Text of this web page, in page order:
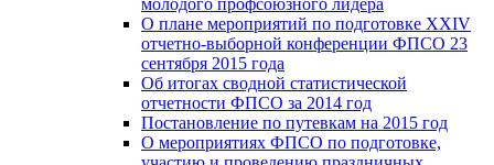
О плане мероприятий по подготовке XXIV
отчетно-выборной конференции ФПСО 23
сентября 2015 года
Об итогах сводной статистической
отчетности ФПСО за 2014 год
Постановление по путевкам на 2015 год
О мероприятиях ФПСО по подготовке,